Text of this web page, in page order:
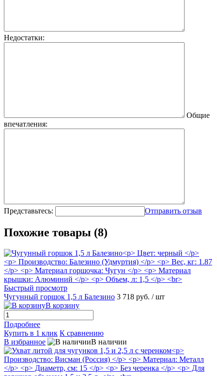
Недостатки:
Общие
впечатления:
Представьтесь: Отправить отзыв
Похожие товары (8)
Быстрый просмотр
Чугунный горшок 1,5 л Балезино 3 718 руб. / шт
В корзину
Подробнее
Купить в 1 клик К сравнению
В избранное
В наличии